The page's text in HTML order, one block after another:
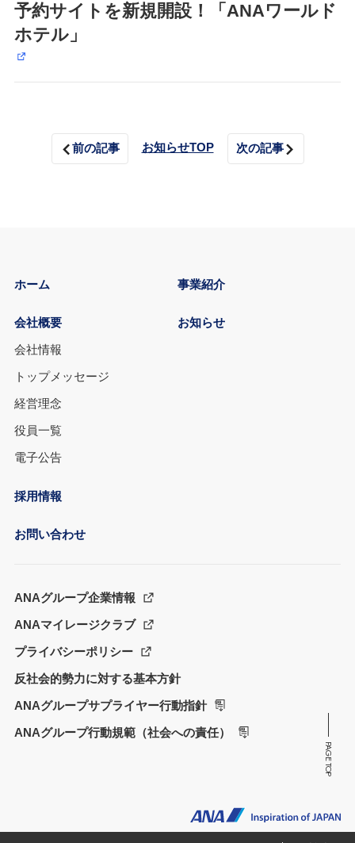
予約サイトを新規開設！「ANAワールド
ホテル」
前の記事 お知らせTOP 次の記事
PAGE TOP
ホーム
会社概要
会社情報
トップメッセージ
経営理念
役員一覧
電子公告
事業紹介
お知らせ
採用情報
お問い合わせ
ANAグループ企業情報
ANAマイレージクラブ
プライバシーポリシー
反社会的勢力に対する基本方針
ANAグループサプライヤー行動指針
ANAグループ行動規範（社会への責任）